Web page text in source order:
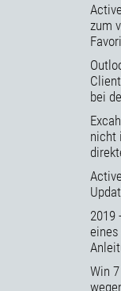
zum
bei
nicht
2019
eines
Win